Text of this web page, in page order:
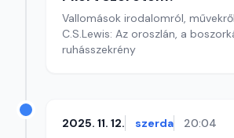
Vallomások irodalomról,
C.S.Lewis: Az oroszlán, a
ruhásszekrény
2025. 11. 12. szerda 20:04